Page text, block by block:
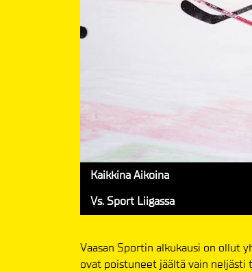
Kaikkina Aikoina
Vs. Sport Liigassa
Vaasan Sportin alkukausi on ollut
ovat poistuneet jäältä vain neljästi